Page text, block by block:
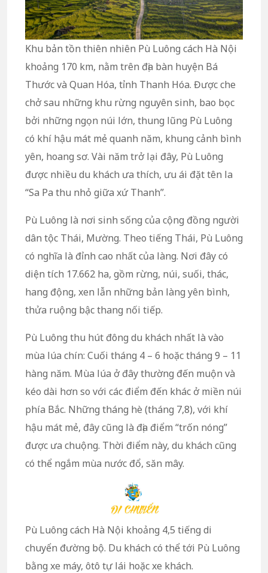
Khu bản tồn thiên nhiên Pù Luông cách Hà Nội
khoảng 170 km, nằm trên địa bàn huyện Bá
Thước và Quan Hóa, tỉnh Thanh Hóa. Được che
chở sau những khu rừng nguyên sinh, bao bọc
bởi những ngọn núi lớn, thung lũng Pù Luông
có khí hậu mát mẻ quanh năm, khung cảnh bình
yên, hoang sơ. Vài năm trở lại đây, Pù Luông
được nhiều du khách ưa thích, ưu ái đặt tên la
“Sa Pa thu nhỏ giữa xứ Thanh”.
Pù Luông là nơi sinh sống của cộng đồng người
dân tộc Thái, Mường. Theo tiếng Thái, Pù Luông
có nghĩa là đỉnh cao nhất của làng. Nơi đây có
diện tích 17.662 ha, gồm rừng, núi, suối, thác,
hang động, xen lẫn những bản làng yên bình,
thửa ruộng bậc thang nối tiếp.
Pù Luông thu hút đông du khách nhất là vào
mùa lúa chín: Cuối tháng 4 – 6 hoặc tháng 9 – 11
hàng năm. Mùa lúa ở đây thường đến muộn và
kéo dài hơn so với các điểm đến khác ở miền núi
phía Bắc. Những tháng hè (tháng 7,8), với khí
hậu mát mẻ, đây cũng là địa điểm “trốn nóng”
được ưa chuộng. Thời điểm này, du khách cũng
có thể ngắm mùa nước đổ, săn mây.
Pù Luông cách Hà Nội khoảng 4,5 tiếng di
chuyển đường bộ. Du khách có thể tới Pù Luông
bằng xe máy, ôtô tự lái hoặc xe khách.